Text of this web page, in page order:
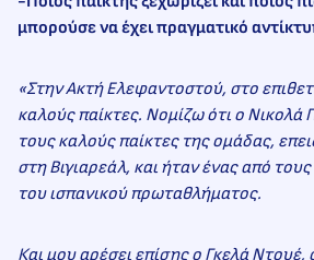
μπορούσε να έχει πραγματικό
«Στην Ακτή Ελεφαντοστού, στο
καλούς παίκτες. Νομίζω ότι ο Νικολά
τους καλούς παίκτες της ομάδας,
στη Βιγιαρεάλ, και ήταν ένας από
του ισπανικού πρωταθλήματος.
Και μου αρέσει επίσης ο Γκελά Ντουέ,